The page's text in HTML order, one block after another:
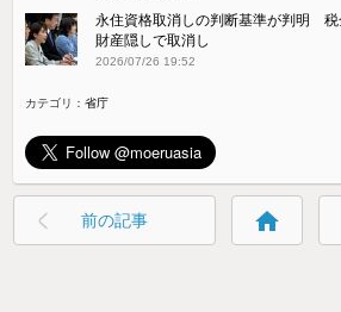
永住資格取消しの判断基準が判明 税
財産隠しで取消し
2026/07/26 19:52
カテゴリ：省庁
前の記事 home